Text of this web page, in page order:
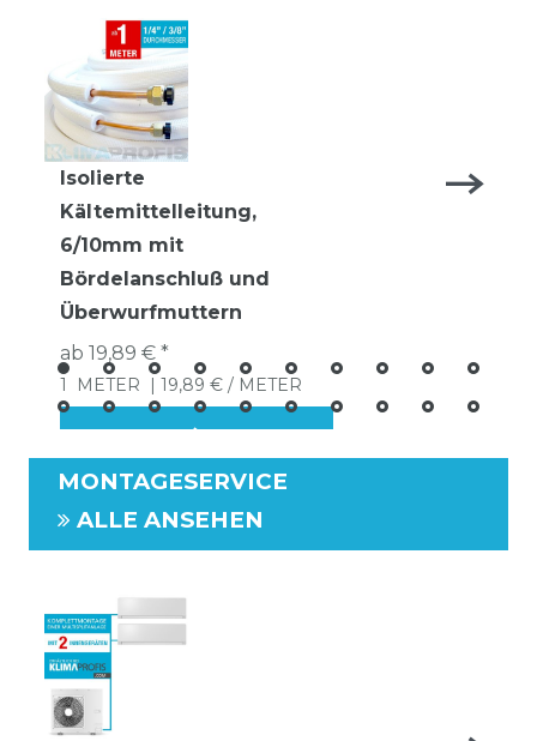
Isolierte
Kältemittelleitung,
6/10mm mit
Bördelanschluß und
Überwurfmuttern
ab 19,89 € *
1 METER | 19,89 € / METER
MONTAGESERVICE
ALLE ANSEHEN